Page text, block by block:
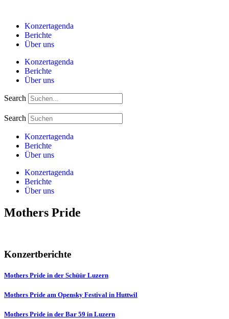
springenKonzertagenda
Berichte
Über uns
Konzertagenda
Berichte
Über uns
Search
Search
Konzertagenda
Berichte
Über uns
Konzertagenda
Berichte
Über uns
Mothers Pride
Konzertberichte
Mothers Pride in der Schüür Luzern
Mothers Pride am Opensky Festival in Huttwil
Mothers Pride in der Bar 59 in Luzern